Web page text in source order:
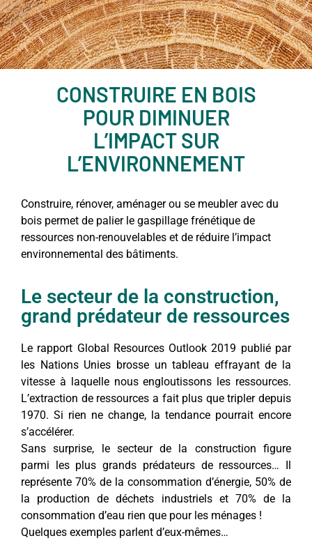
CONSTRUIRE EN BOIS
POUR DIMINUER
L’IMPACT SUR
L’ENVIRONNEMENT
Construire, rénover, aménager ou se meubler avec du
bois permet de palier le gaspillage frénétique de
ressources non-renouvelables et de réduire l’impact
environnemental des bâtiments.
Le secteur de la construction,
grand prédateur de ressources
Le rapport Global Resources Outlook 2019 publié par
les Nations Unies brosse un tableau effrayant de la
vitesse à laquelle nous engloutissons les ressources.
L’extraction de ressources a fait plus que tripler depuis
1970. Si rien ne change, la tendance pourrait encore
s’accélérer.
Sans surprise, le secteur de la construction figure
parmi les plus grands prédateurs de ressources… Il
représente 70% de la consommation d’énergie, 50% de
la production de déchets industriels et 70% de la
consommation d’eau rien que pour les ménages !
Quelques exemples parlent d’eux-mêmes…